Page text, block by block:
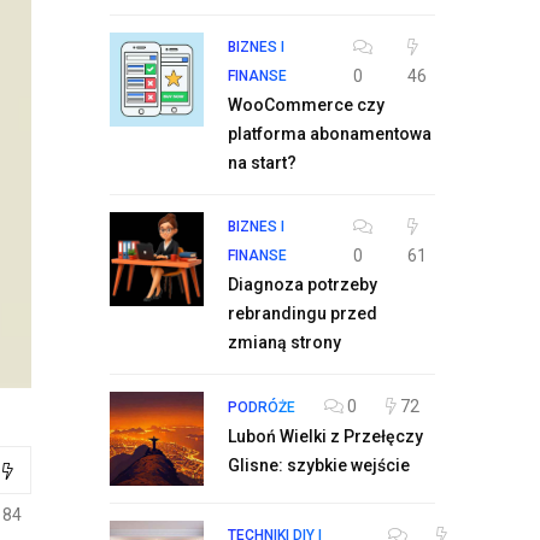
BIZNES I
FINANSE
0
46
WooCommerce czy
platforma abonamentowa
na start?
BIZNES I
FINANSE
0
61
Diagnoza potrzeby
rebrandingu przed
zmianą strony
PODRÓŻE 0
72
Luboń Wielki z Przełęczy
Glisne: szybkie wejście
TECHNIKI DIY I